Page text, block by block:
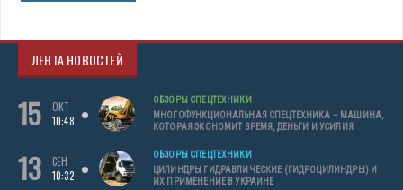
ЛЕНТА НОВОСТЕЙ
15
ОКТ
10:48
ОБЗОРЫ СПЕЦТЕХНИКИ
МНОГОФУНКЦИОНАЛЬНАЯ СПЕЦТЕХНИКА – МАШИНА,
КОТОРАЯ ЭКОНОМИТ ВРЕМЯ, ДЕНЬГИ И УСИЛИЯ
13
СЕН
10:32
ОБЗОРЫ СПЕЦТЕХНИКИ
ЦИЛИНДРЫ ГИДРАВЛИЧЕСКИЕ (ГИДРОЦИЛИНДРЫ) И
ИХ ПРИМЕНЕНИЕ В УКРАИНЕ